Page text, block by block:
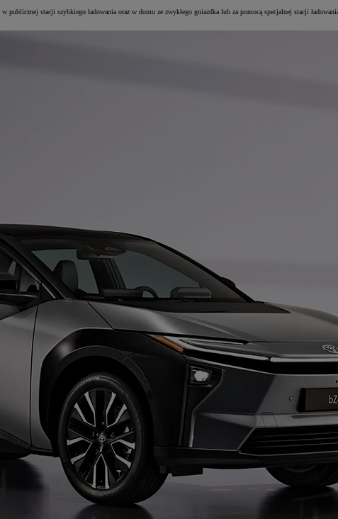
publicznej stacji szybkiego ładowania oraz w domu ze zwykłego gniazdka lub za pomocą specjalnej stacji